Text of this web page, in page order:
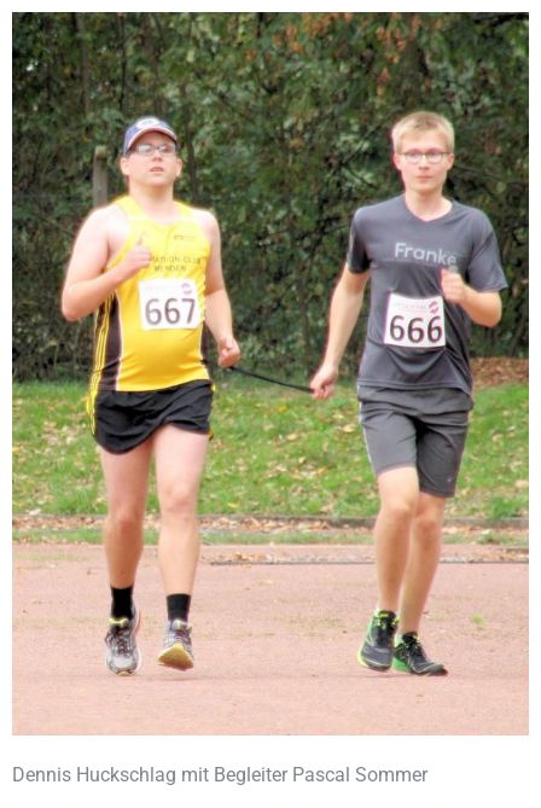
Dennis Huckschlag mit Begleiter Pascal Sommer